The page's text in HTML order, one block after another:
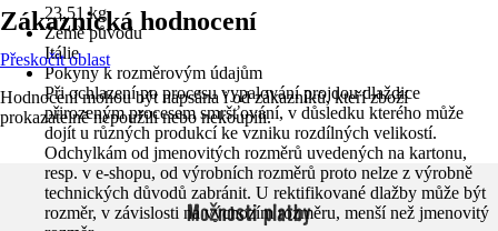
23,51 kg
Země původu
Itálie
Pokyny k rozměrovým údajům
Při ochlazení po procesu vypalování projdou dlaždice
přirozeným procesem smršťování, v důsledku kterého může
dojít u různých produkcí ke vzniku rozdílných velikostí.
Odchylkám od jmenovitých rozměrů uvedených na kartonu,
resp. v e-shopu, od výrobních rozměrů proto nelze z výrobně
technických důvodů zabránit. U rektifikované dlažby může být
rozměr, v závislosti na výchozím rozměru, menší než jmenovitý
Zákaznická hodnocení
Přeskočit oblast
Hodnocení mohou být napsána i od zákazníků, kteří zboží
prokazatelně nepoužili nebo nekoupili.
Možnosti platby